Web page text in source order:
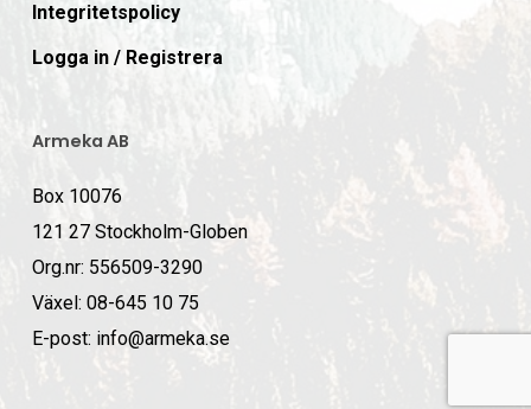
Integritetspolicy
Logga in / Registrera
Armeka AB
Box 10076
121 27 Stockholm-Globen
Org.nr: 556509-3290
Växel: 08-645 10 75
E-post: info@armeka.se